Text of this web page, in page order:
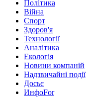
Політика
Війна
Спорт
Здоров'я
Технології
Аналітика
Екологія
Новини компаній
Надзвичайні події
Досьє
ИнфоFor